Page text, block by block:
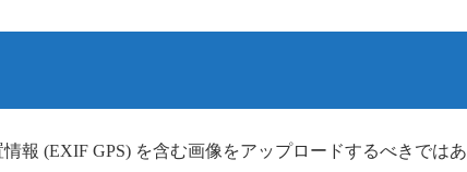
報 (EXIF GPS) を含む画像をアップロードするべきではあ